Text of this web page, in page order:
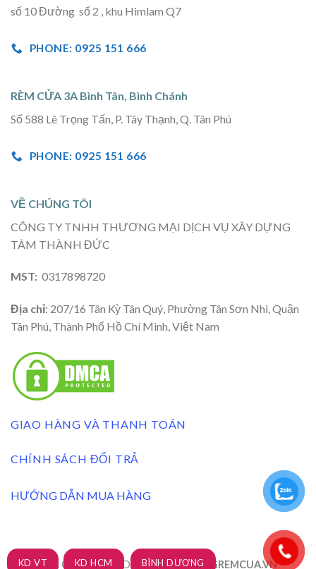
số 10 Đường số 2 , khu Himlam Q7
PHONE: 0925 151 666
RÈM CỬA 3A Bình Tân, Bình Chánh
Số 588 Lê Trọng Tấn, P. Tây Thạnh, Q. Tân Phú
PHONE: 0925 151 666
VỀ CHÚNG TÔI
CÔNG TY TNHH THƯƠNG MẠI DỊCH VỤ XÂY DỰNG
TÂM THÀNH ĐỨC
MST: 0317898720
Địa chỉ: 207/16 Tân Kỳ Tân Quý, Phường Tân Sơn Nhì, Quận
Tân Phú, Thành Phố Hồ Chí Minh, Việt Nam
GIAO HÀNG VÀ THANH TOÁN
CHÍNH SÁCH ĐỔI TRẢ
HƯỚNG DẪN MUA HÀNG
RÈM CỬA 3A BLINDS 2026 ©| XUONGREMCUA.VN
KD VT KD HCM BÌNH DƯƠNG